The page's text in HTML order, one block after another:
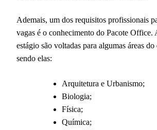
Ademais, um dos requisitos profissionais
vagas é o conhecimento do Pacote Office.
estágio são voltadas para algumas áreas
sendo elas:
Arquitetura e Urbanismo;
Biologia;
Física;
Química;